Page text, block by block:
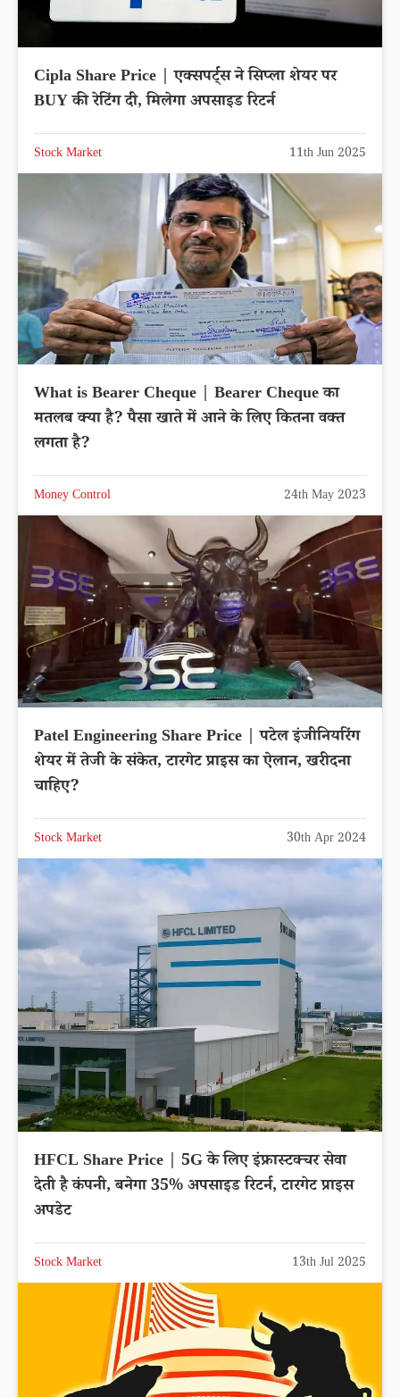
Cipla Share Price | एक्सपर्ट्स ने सिप्ला शेयर पर
BUY की रेटिंग दी, मिलेगा अपसाइड रिटर्न
Stock Market 11th Jun 2025
What is Bearer Cheque | Bearer Cheque का
मतलब क्या है? पैसा खाते में आने के लिए कितना वक्त
लगता है?
Money Control 24th May 2023
Patel Engineering Share Price | पटेल इंजीनियरिंग
शेयर में तेजी के संकेत, टारगेट प्राइस का ऐलान, खरीदना
चाहिए?
Stock Market 30th Apr 2024
HFCL Share Price | 5G के लिए इंफ्रास्टक्चर सेवा
देती है कंपनी, बनेगा 35% अपसाइड रिटर्न, टारगेट प्राइस
अपडेट
Stock Market 13th Jul 2025